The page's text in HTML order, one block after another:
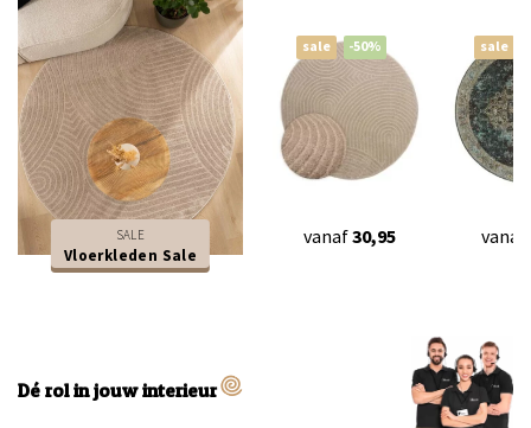
SALE
Vloerkleden Sale
sale -50%
vanaf30,95
sale
vanaf
Dé rol in jouw interieur